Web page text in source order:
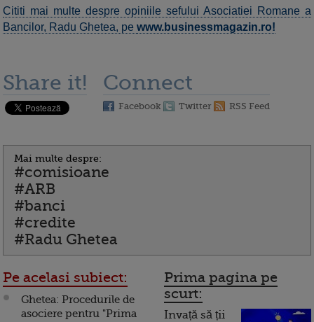
Cititi mai multe despre opiniile sefului Asociatiei Romane a
Bancilor, Radu Ghetea, pe www.businessmagazin.ro!
Share it! Connect
Facebook Twitter RSS Feed
Mai multe despre:
#comisioane
#ARB
#banci
#credite
#Radu Ghetea
Pe acelasi subiect:
Ghetea: Procedurile de
asociere pentru "Prima
Prima pagina pe
scurt:
Invață să ții